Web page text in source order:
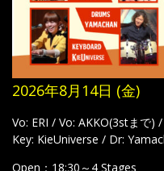
2026年8月14日 (金)
Vo: ERI / Vo: AKKO(3stまで
Key: KieUniverse / Dr:
Open：18:30～4 Stages